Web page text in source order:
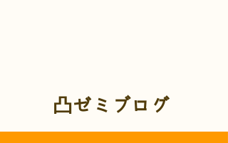
凸ゼミブログ